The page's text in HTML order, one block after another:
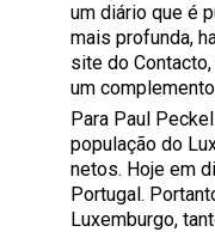
um diário que é
mais profunda,
site do
um
Para Paul
população do
netos. Hoje em
Portugal.
Luxemburgo,